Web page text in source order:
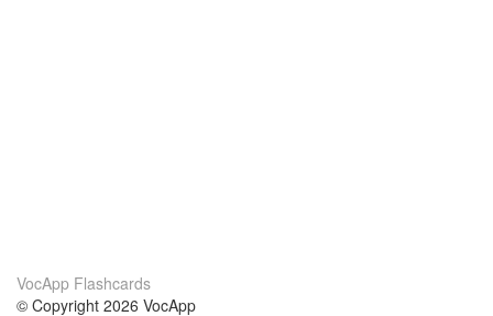
VocApp Flashcards
© Copyright 2026 VocApp